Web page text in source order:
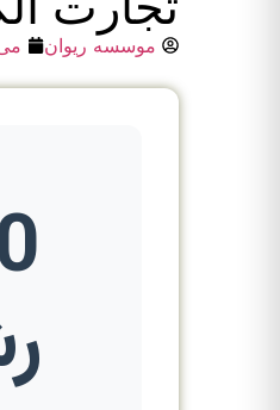
موسسه ریوان می 8,